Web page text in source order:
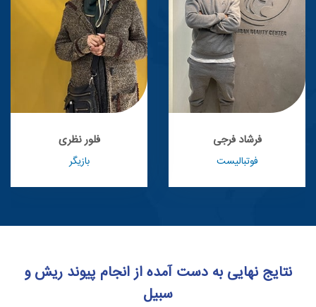
فرشاد فرجی
فوتبالیست
فلور نظری
بازیگر
نتایج نهایی به دست آمده از انجام پیوند ریش و
سبیل